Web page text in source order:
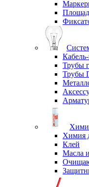
Трубы
Трубы
Химия
Клей
Масла